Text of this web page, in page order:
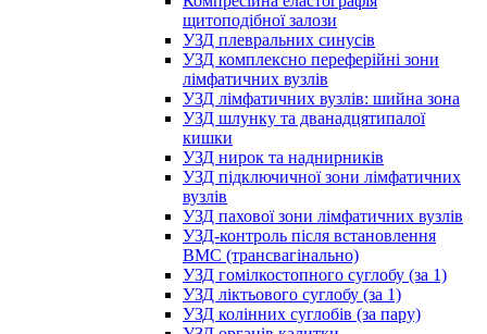
щитоподібної залози
УЗД плевральних синусів
УЗД комплексно переферійні зони
лімфатичних вузлів
УЗД лімфатичних вузлів: шийна зона
УЗД шлунку та дванадцятипалої
кишки
УЗД нирок та наднирників
УЗД підключичної зони лімфатичних
вузлів
УЗД пахової зони лімфатичних вузлів
УЗД-контроль після встановлення
ВМС (трансвагінально)
УЗД гомілкостопного суглобу (за 1)
УЗД ліктьового суглобу (за 1)
УЗД колінних суглобів (за пару)